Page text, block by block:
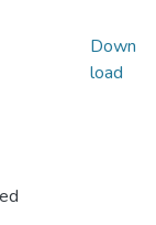
Down
load